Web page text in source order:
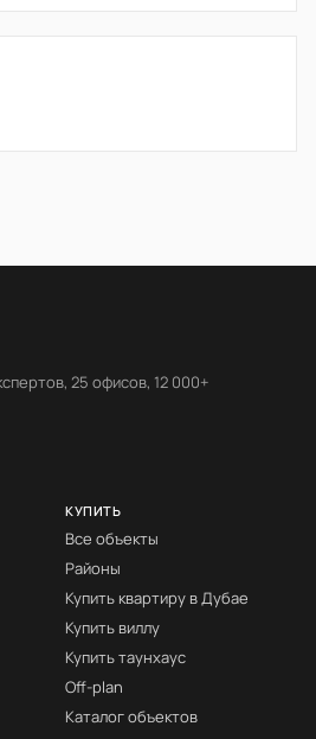
25 офисов, 12 000+
КУПИТЬ
Все объекты
Районы
Купить квартиру в Дубае
Купить виллу
Купить таунхаус
Off-plan
Каталог объектов